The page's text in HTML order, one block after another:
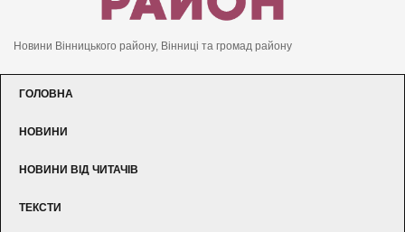
Новини Вінницького району, Вінниці та громад району
ГОЛОВНА
НОВИНИ
НОВИНИ ВІД ЧИТАЧІВ
ТЕКСТИ